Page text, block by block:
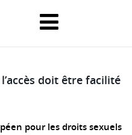
doit être facilité
pour les droits sexuels